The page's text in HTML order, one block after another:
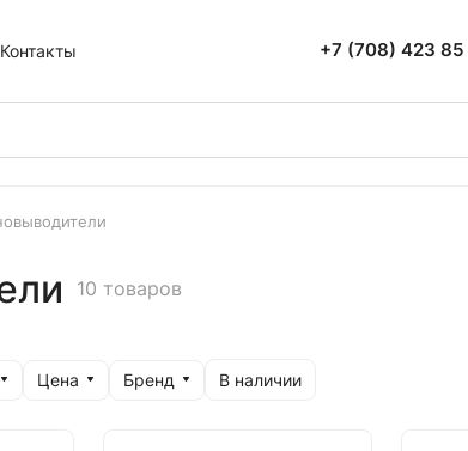
Контакты +7 (708) 423 85
10 товаров
Цена Бренд В наличии